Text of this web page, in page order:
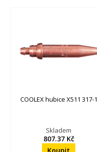
COOLEX hubice X511 317-1
Skladem
807.37 Kč